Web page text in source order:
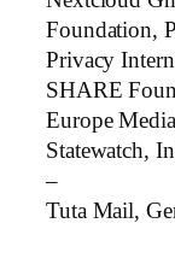
Foundation,
Privacy
SHARE
Europe
Statewatch,
–
Tuta Mail,